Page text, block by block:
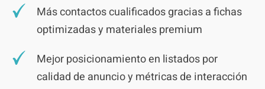
Más contactos cualificados gracias a fichas
optimizadas y materiales premium
Mejor posicionamiento en listados por
calidad de anuncio y métricas de interacción